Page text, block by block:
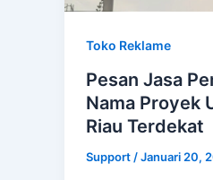
Toko Reklame
Pesan Jasa
Nama Proyek
Riau Terdekat
Support /Januari 20,